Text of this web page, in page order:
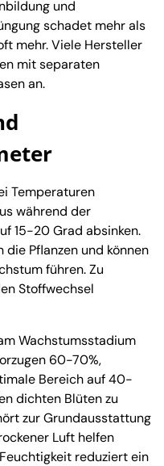
und
schadet mehr als
mehr. Viele Hersteller
mit separaten
an.
Temperaturen
während der
15-20 Grad absinken.
Pflanzen und können
führen. Zu
Stoffwechsel
Wachstumsstadium
60-70%,
Bereich auf 40-
dichten Blüten zu
zur Grundausstattung
Luft helfen
reduziert ein